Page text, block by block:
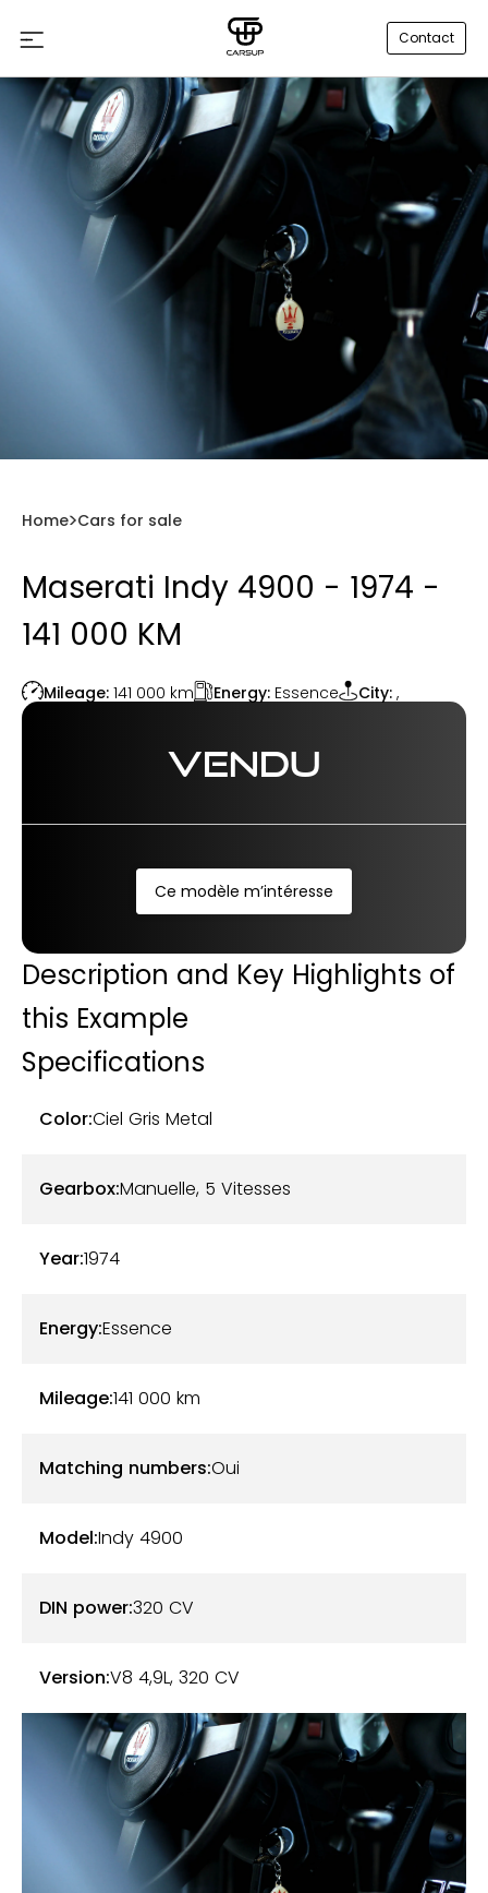
Contact
Home Cars for sale
Maserati Indy 4900 - 1974 -
141 000 KM
Mileage: 141 000 km Energy: Essence City: ,
VENDU
Ce modèle m’intéresse
Description and Key Highlights of
this Example
Specifications
Color:Ciel Gris Metal
Gearbox:Manuelle, 5 Vitesses
Year:1974
Energy:Essence
Mileage:141 000 km
Matching numbers:Oui
Model:Indy 4900
DIN power:320 CV
Version:V8 4,9L, 320 CV